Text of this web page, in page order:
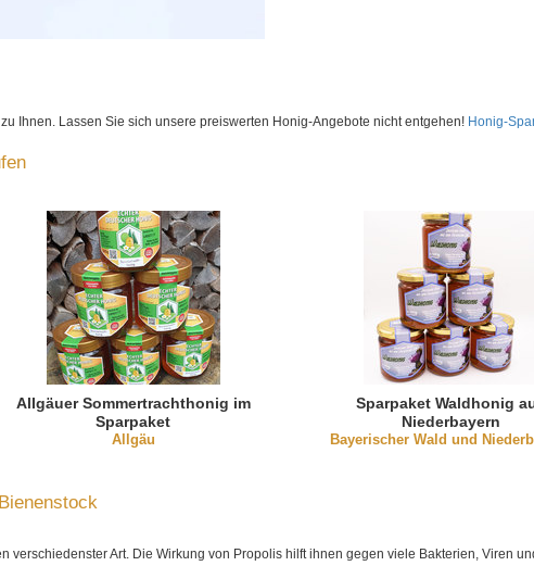
Ihnen. Lassen Sie sich unsere preiswerten Honig-Angebote nicht entgehen! Honig-
Allgäuer Sommertrachthonig im
Sparpaket
Allgäu
Sparpaket Waldhonig
Niederbayern
Bayerischer Wald und
verschiedenster Art. Die Wirkung von Propolis hilft ihnen gegen viele Bakterien, Viren